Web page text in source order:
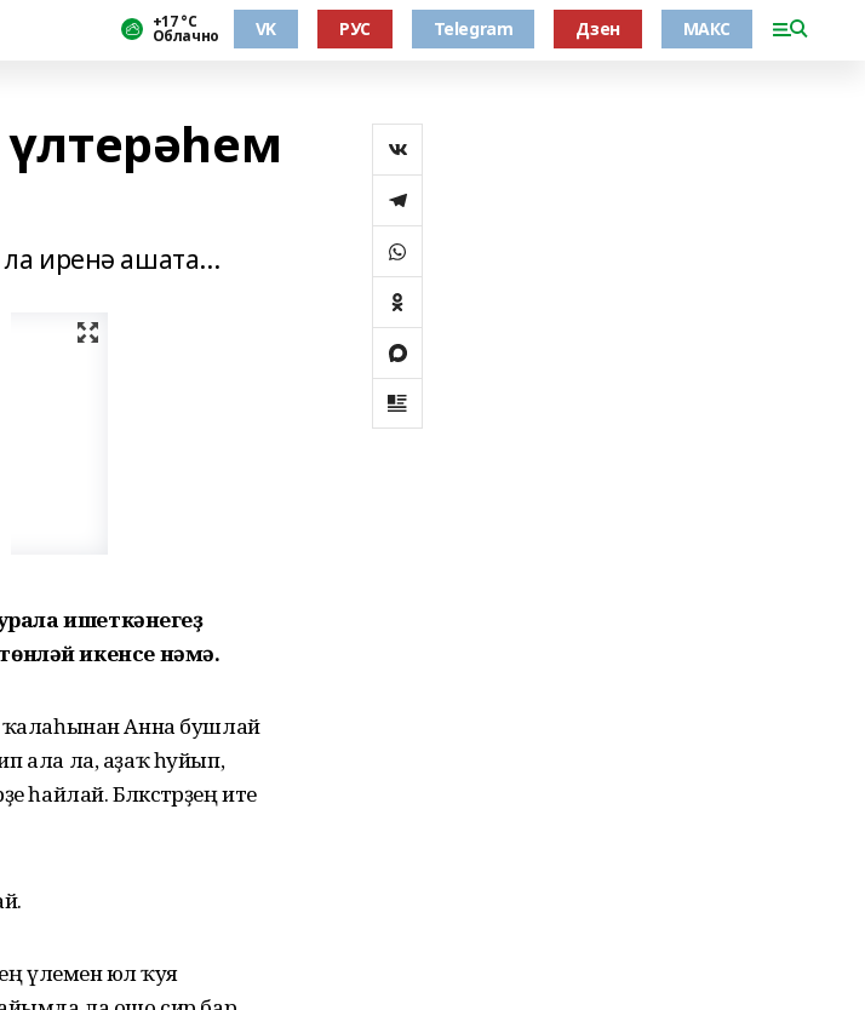
+17 °С
Облачно VK РУС Telegram Дзен МАКС
иренә ашата...
ишеткәнегеҙ
икенсе нәмә.
ҡалаһынан Анна бушлай
ала ла, аҙаҡ һуйып,
һайлай. Бәләкәстәрҙең ите
үлеменә юл ҡуя